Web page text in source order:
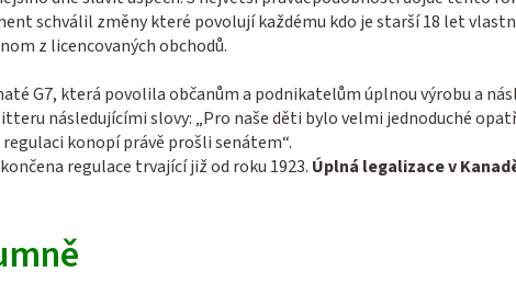
schválil změny které povolují každému kdo je starší 18 let
z licencovaných obchodů.
G7, která povolila občanům a podnikatelům úplnou výrobu a
následujícími slovy: „Pro naše děti bylo velmi jednoduché
konopí právě prošli senátem“.
regulace trvající již od roku 1923. Úplná legalizace v